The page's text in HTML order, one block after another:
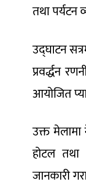
तथा पर्यटन
उद्घाटन
प्रवर्द्धन
आयोजित
उक्त
होटल तथा
जानकारी